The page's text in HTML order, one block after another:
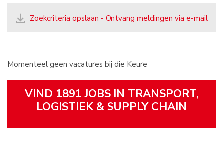
Zoekcriteria opslaan - Ontvang meldingen via e-mail
Momenteel geen vacatures bij die Keure
VIND 1891 JOBS IN TRANSPORT,
LOGISTIEK & SUPPLY CHAIN